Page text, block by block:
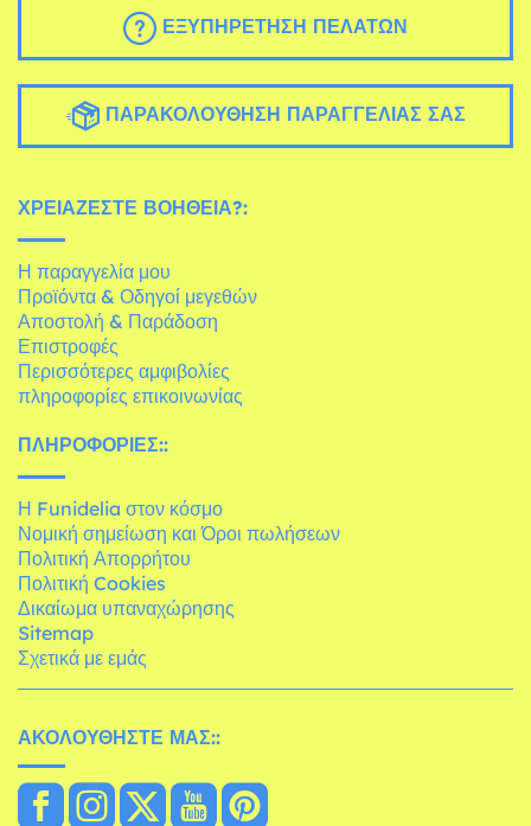
ΕΞΥΠΗΡΈΤΗΣΗ ΠΕΛΑΤΏΝ
ΠΑΡΑΚΟΛΟΎΘΗΣΗ ΠΑΡΑΓΓΕΛΊΑΣ ΣΑΣ
ΧΡΕΙΆΖΕΣΤΕ ΒΟΉΘΕΙΑ?:
Η παραγγελία μου
Προϊόντα & Οδηγοί μεγεθών
Αποστολή & Παράδοση
Επιστροφές
Περισσότερες αμφιβολίες
πληροφορίες επικοινωνίας
ΠΛΗΡΟΦΟΡΊΕΣ::
Η Funidelia στον κόσμο
Νομική σημείωση και Όροι πωλήσεων
Πολιτική Απορρήτου
Πολιτική Cookies
Δικαίωμα υπαναχώρησης
Sitemap
Σχετικά με εμάς
ΑΚΟΛΟΥΘΉΣΤΕ ΜΑΣ::